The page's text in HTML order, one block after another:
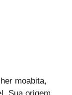
moabita,
Sua origem